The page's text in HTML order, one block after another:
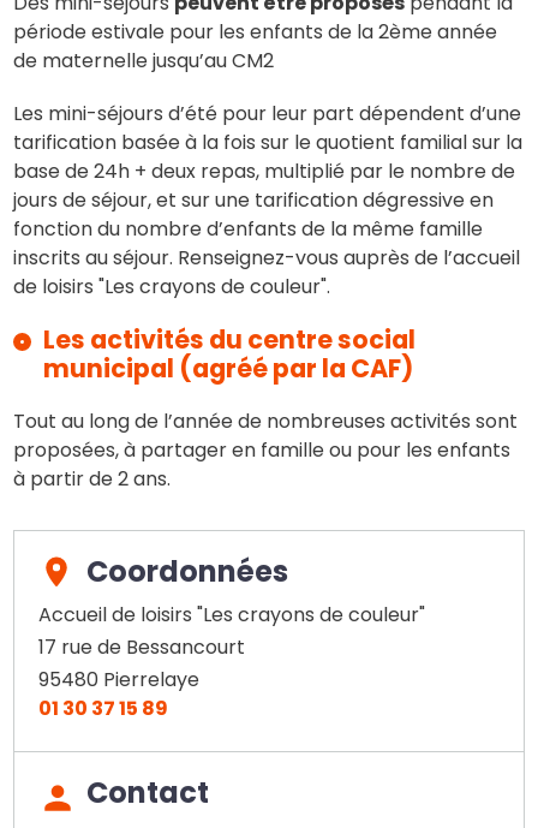
période estivale pour les enfants de la 2ème année
de maternelle jusqu’au CM2
Les mini-séjours d’été pour leur part dépendent d’une
tarification basée à la fois sur le quotient familial sur la
base de 24h + deux repas, multiplié par le nombre de
jours de séjour, et sur une tarification dégressive en
fonction du nombre d’enfants de la même famille
inscrits au séjour. Renseignez-vous auprès de l’accueil
de loisirs "Les crayons de couleur".
Les activités du centre social
municipal (agréé par la CAF)
Tout au long de l’année de nombreuses activités sont
proposées, à partager en famille ou pour les enfants
à partir de 2 ans.
Coordonnées
Accueil de loisirs "Les crayons de couleur"
17 rue de Bessancourt
95480 Pierrelaye
01 30 37 15 89
Contact